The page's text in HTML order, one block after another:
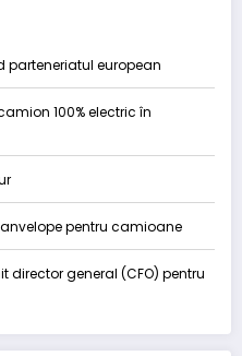
parteneriatul european
100% electric în
pentru camioane
director general (CFO) pentru